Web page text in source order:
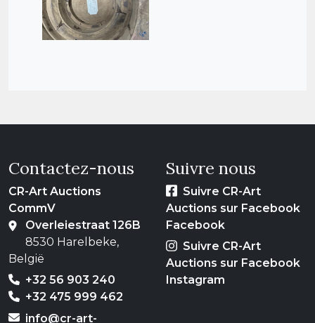
Contactez-nous
CR-Art Auctions
CommV
Overleiestraat 126B
8530 Harelbeke,
België
+32 56 903 240
+32 475 999 462
info@cr-art-
Suivre nous
Suivre CR-Art
Auctions sur Facebook
Facebook
Suivre CR-Art
Auctions sur Facebook
Instagram